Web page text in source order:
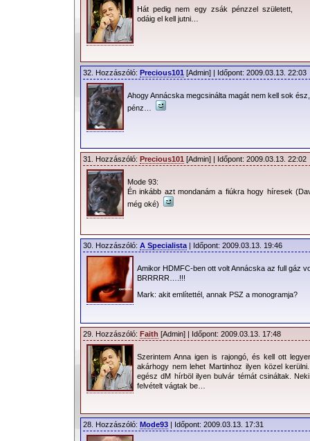
Hát pedig nem egy zsák pénzzel született,
odáig el kell jutni…
32. Hozzászóló: Precious101 [Admin] | Időpont: 2009.03.13. 22:03
Ahogy Annácska megcsinálta magát nem kell sok
pénz…
31. Hozzászóló: Precious101 [Admin] | Időpont: 2009.03.13. 22:02
Mode 93:
Én inkább azt mondanám a fiúkra hogy híresek
még oké)
30. Hozzászóló: A Specialista | Időpont: 2009.03.13. 19:46
Amikor HDMFC-ben ott volt Annácska az full gáz
BRRRRR….!!!
Mark: akit említettél, annak PSZ a monogramja?
29. Hozzászóló: Faith [Admin] | Időpont: 2009.03.13. 17:48
Szerintem Anna igen is rajongó, és kell ott
akárhogy nem lehet Martinhoz ilyen közel
egész dM hírböl ilyen bulvár témát csináltak.
felvételt vágtak be…
28. Hozzászóló: Mode93 | Időpont: 2009.03.13. 17:31